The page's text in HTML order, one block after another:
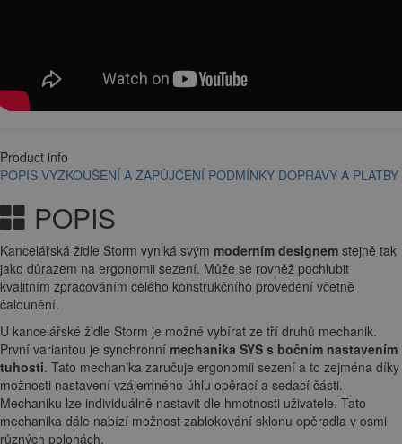
Product info
POPIS VYZKOUŠENÍ A ZAPŮJČENÍ PODMÍNKY DOPRAVY A PLATBY
POPIS
Kancelářská židle Storm vyniká svým moderním designem stejně tak
jako důrazem na ergonomii sezení. Může se rovněž pochlubit
kvalitním zpracováním celého konstrukčního provedení včetně
čalounění.
U kancelářské židle Storm je možné vybírat ze tří druhů mechanik.
První variantou je synchronní mechanika SYS s bočním nastavením
tuhosti. Tato mechanika zaručuje ergonomii sezení a to zejména díky
možnosti nastavení vzájemného úhlu opěrací a sedací části.
Mechaniku lze individuálně nastavit dle hmotnosti uživatele. Tato
mechanika dále nabízí možnost zablokování sklonu opěradla v osmi
různých polohách.